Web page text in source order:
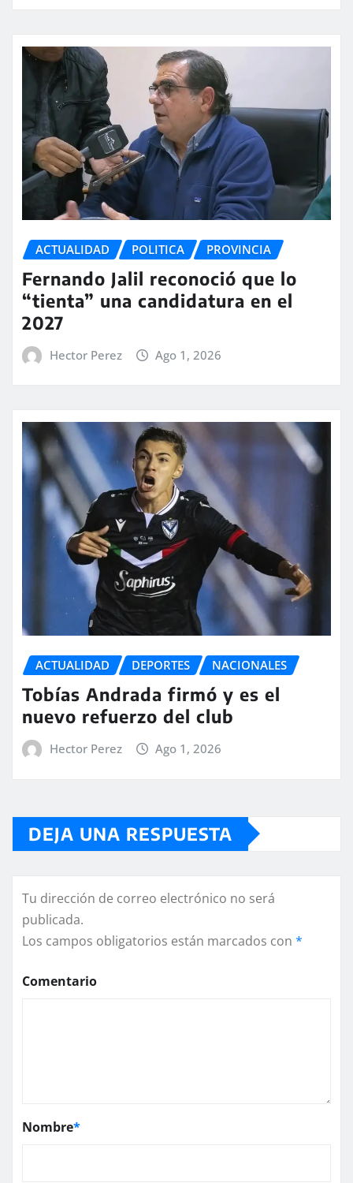
ACTUALIDAD POLITICA PROVINCIA
Fernando Jalil reconoció que lo
“tienta” una candidatura en el
2027
Hector Perez Ago 1, 2026
ACTUALIDAD DEPORTES NACIONALES
Tobías Andrada firmó y es el
nuevo refuerzo del club
Hector Perez Ago 1, 2026
DEJA UNA RESPUESTA
Tu dirección de correo electrónico no será
publicada.
Los campos obligatorios están marcados con *
Comentario
Nombre*